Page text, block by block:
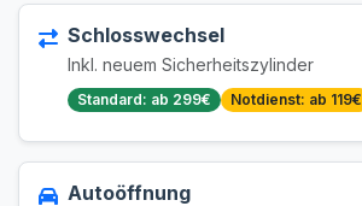
Schlosswechsel
Inkl. neuem Sicherheitszylinder
Standard: ab 299€ Notdienst: ab 119€
Autoöffnung